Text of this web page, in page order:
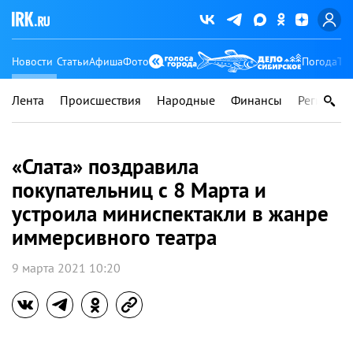
Новости СтатьиАфишаФото Погода
Лента Происшествия Народные Финансы Регионы
«Слата» поздравила
покупательниц с 8 Марта и
устроила миниспектакли в жанре
иммерсивного театра
9 марта 2021 10:20